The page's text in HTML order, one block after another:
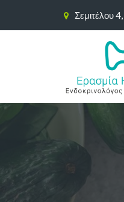
Σεμιτέλου 4,